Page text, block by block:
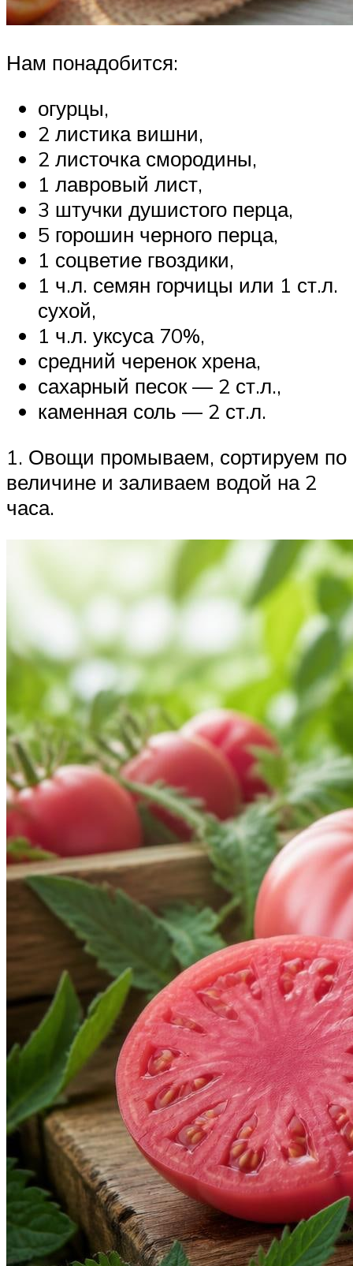
Нам понадобится:
огурцы,
2 листика вишни,
2 листочка смородины,
1 лавровый лист,
3 штучки душистого перца,
5 горошин черного перца,
1 соцветие гвоздики,
1 ч.л. семян горчицы или 1 ст.л.
сухой,
1 ч.л. уксуса 70%,
средний черенок хрена,
сахарный песок — 2 ст.л.,
каменная соль — 2 ст.л.
1. Овощи промываем, сортируем по
величине и заливаем водой на 2
часа.